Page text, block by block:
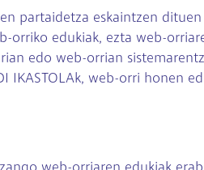
partaidetza eskaintzen
orriko edukiak, ezta web-
edo web-orrian
IKASTOLAk, web-orri honen